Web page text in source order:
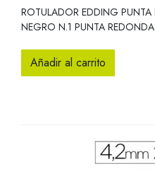
ROTULADOR EDDING PUNTA
NEGRO N.1 PUNTA
Añadir al carrito